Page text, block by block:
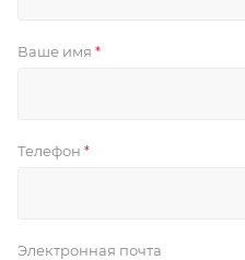
Ваше имя *
Телефон *
Электронная почта